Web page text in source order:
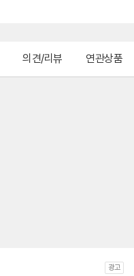
의견/리뷰 연관상품
광고